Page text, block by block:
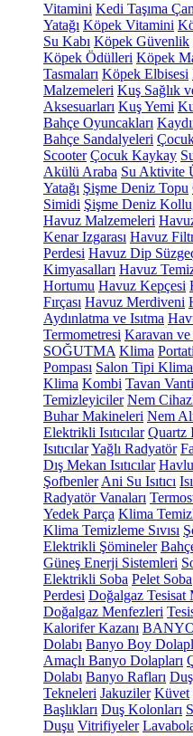
Vitamini Kedi Taşıma
Yatağı Köpek Vitamini
Su Kabı Köpek Güvenlik
Köpek Ödülleri Köpek
Tasmaları Köpek Elbisesi
Malzemeleri Kuş Sağlık
Aksesuarları Kuş Yemi
Bahçe Oyuncakları
Bahçe Sandalyeleri
Scooter Çocuk Kaykay
Akülü Araba Su Aktivite
Yatağı Şişme Deniz Topu
Simidi Şişme Deniz
Havuz Malzemeleri
Kenar Izgarası Havuz
Perdesi Havuz Dip
Kimyasalları Havuz
Hortumu Havuz Kepçesi
Fırçası Havuz Merdiveni
Aydınlatma ve Isıtma
Termometresi Karavan ve
SOĞUTMA Klima
Pompası Salon Tipi Klima
Klima Kombi Tavan
Temizleyiciler Nem
Buhar Makineleri Nem
Elektrikli Isıtıcılar Quartz
IsıtıcılarYağlı Radyatör
Dış Mekan Isıtıcılar
Şofbenler Ani Su Isıtıcı
Radyatör Vanaları
Yedek Parça Klima
Klima Temizleme Sıvısı
Elektrikli Şömineler
Güneş Enerji Sistemleri
Elektrikli Soba Pelet Soba
Perdesi Doğalgaz Tesisat
Doğalgaz Menfezleri
Kalorifer Kazanı
Dolabı Banyo Boy
Amaçlı Banyo Dolapları
Dolabı Banyo Rafları
Tekneleri Jakuziler Küvet
Başlıkları Duş Kolonları
Duşu Vitrifiyeler